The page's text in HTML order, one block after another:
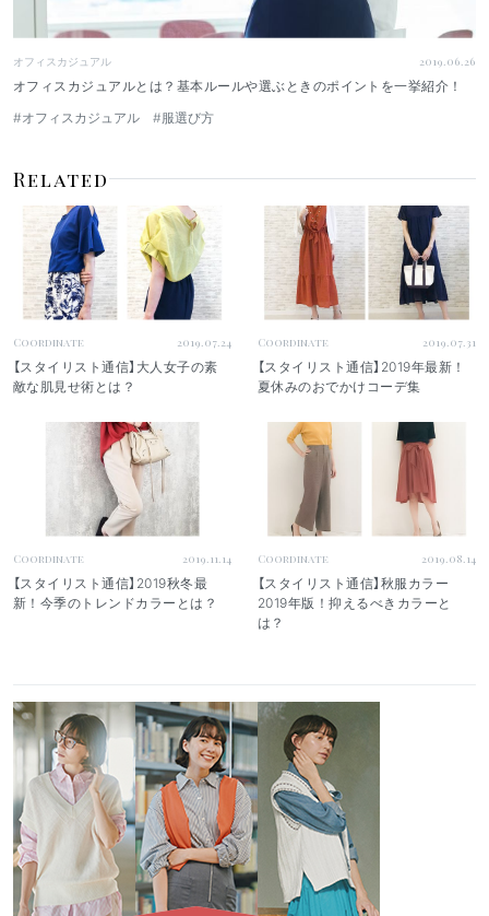
オフィスカジュアル 2019.06.26
オフィスカジュアルとは？基本ルールや選ぶときのポイントを一挙紹介！
#オフィスカジュアル
#服選び方
Related
Coordinate 2019.07.24
【スタイリスト通信】大人女子の素
敵な肌見せ術とは？
Coordinate 2019.07.31
【スタイリスト通信】2019年最新！
夏休みのおでかけコーデ集
Coordinate 2019.11.14
【スタイリスト通信】2019秋冬最
新！今季のトレンドカラーとは？
Coordinate 2019.08.14
【スタイリスト通信】秋服カラー
2019年版！抑えるべきカラーと
は？